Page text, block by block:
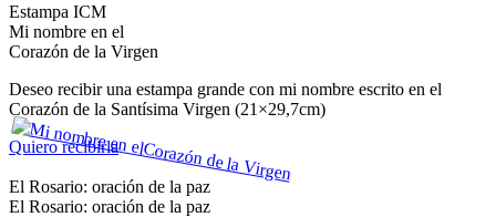
Estampa ICM
Mi nombre en el
Corazón de la Virgen
Deseo recibir una estampa grande con mi nombre escrito en el
Corazón de la Santísima Virgen (21×29,7cm)
Quiero recibirla
El Rosario: oración de la paz
El Rosario: oración de la paz